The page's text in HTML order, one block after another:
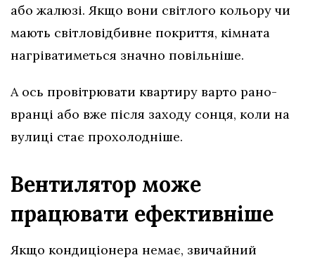
або жалюзі. Якщо вони світлого кольору чи
мають світловідбивне покриття, кімната
нагріватиметься значно повільніше.
А ось провітрювати квартиру варто рано-
вранці або вже після заходу сонця, коли на
вулиці стає прохолодніше.
Вентилятор може
працювати ефективніше
Якщо кондиціонера немає, звичайний